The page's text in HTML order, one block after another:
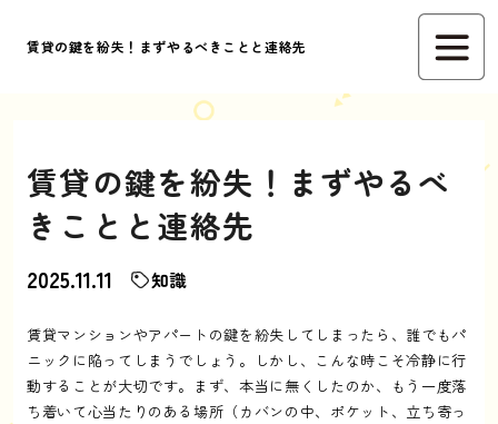
賃貸の鍵を紛失！まずやるべきことと連絡先
賃貸の鍵を紛失！まずやるべ
きことと連絡先
2025.11.11 知識
賃貸マンションやアパートの鍵を紛失してしまったら、誰でもパ
ニックに陥ってしまうでしょう。しかし、こんな時こそ冷静に行
動することが大切です。まず、本当に無くしたのか、もう一度落
ち着いて心当たりのある場所（カバンの中、ポケット、立ち寄っ